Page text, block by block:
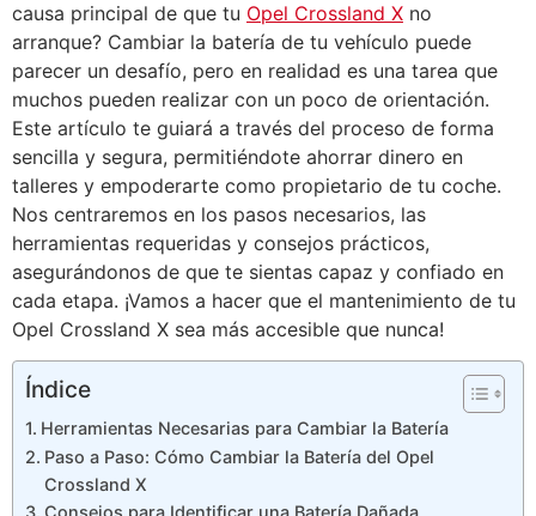
causa principal de que tu Opel Crossland X no
arranque? Cambiar la batería de tu vehículo puede
parecer un desafío, pero en realidad es una tarea que
muchos pueden realizar con un poco de orientación.
Este artículo te guiará a través del proceso de forma
sencilla y segura, permitiéndote ahorrar dinero en
talleres y empoderarte como propietario de tu coche.
Nos centraremos en los pasos necesarios, las
herramientas requeridas y consejos prácticos,
asegurándonos de que te sientas capaz y confiado en
cada etapa. ¡Vamos a hacer que el mantenimiento de tu
Opel Crossland X sea más accesible que nunca!
Índice
Herramientas Necesarias para Cambiar la Batería
Paso a Paso: Cómo Cambiar la Batería del Opel
Crossland X